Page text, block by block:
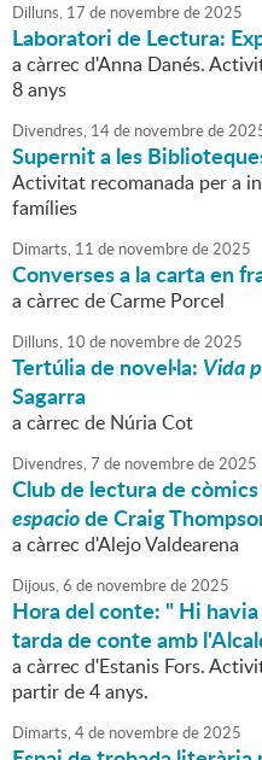
Dilluns, 17 de novembrede2025
Laboratori de Lectura:
a càrrec d'Anna Danés.
8 anys
Divendres, 14de novembrede
Supernit a les
Activitat recomanada per a
famílies
Dimarts, 11 de novembrede2025
Converses a la carta en
a càrrec de Carme Porcel
Dilluns, 10 de novembrede2025
Tertúlia de novel·la: Vida
Sagarra
a càrrec de Núria Cot
Divendres,7 de novembrede2025
Club de lectura de
espaciode Craig
a càrrec d'Alejo Valdearena
Dijous,6 de novembrede2025
Hora del conte: " Hi
tarda de conte amb
a càrrec d'Estanis Fors.
partir de 4 anys.
Dimarts,4de novembrede2025